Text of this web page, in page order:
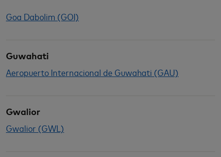
Goa Dabolim (GOI)
Guwahati
Aeropuerto Internacional de Guwahati (GAU)
Gwalior
Gwalior (GWL)